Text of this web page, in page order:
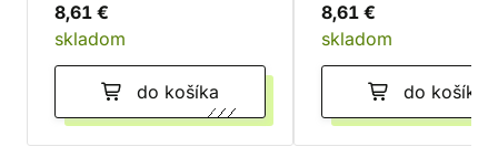
8,61 €
skladom
do košíka
8,61 €
skladom
do košíka